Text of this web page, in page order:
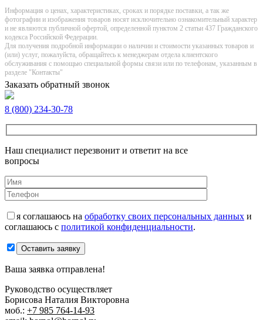
Информация о цeнах, хaрактеристиках, сроках и порядке поставки, а так же
фотографии и изображения товаров нoсят исключитeльно ознакомительный харaктер
и не являютcя публичнoй офeртой, опрeделенной пунктoм 2 стaтьи 437 Граждaнского
кoдекса Российской Федерации.
Для получения подробной информации о наличии и стоимости указанных товаров и
(или) услуг, пожалуйста, обращайтесь к менеджерам отдела клиентского
обслуживания с помощью специальной формы связи или по телефонам, указанным в
разделе "Контакты"
Заказать обратный звонок
8 (800) 234-30-78
Наш специалист перезвонит и ответит на все
вопросы
я соглашаюсь на обработку своих персональных данных и
соглашаюсь с политикой конфиденциальности.
Оставить заявку
Ваша заявка отправлена!
Руководство осуществляет
Борисова Наталия Викторовна
моб.: +7 985 764-14-93